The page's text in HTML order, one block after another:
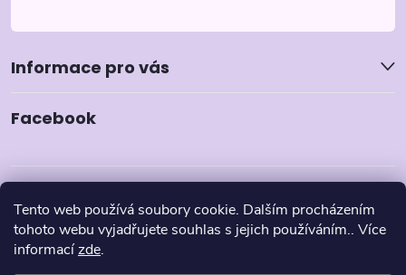
Tento web používá soubory cookie. Dalším procházením
tohoto webu vyjadřujete souhlas s jejich používáním.. Více
informacízde.
Informace pro vás
Facebook